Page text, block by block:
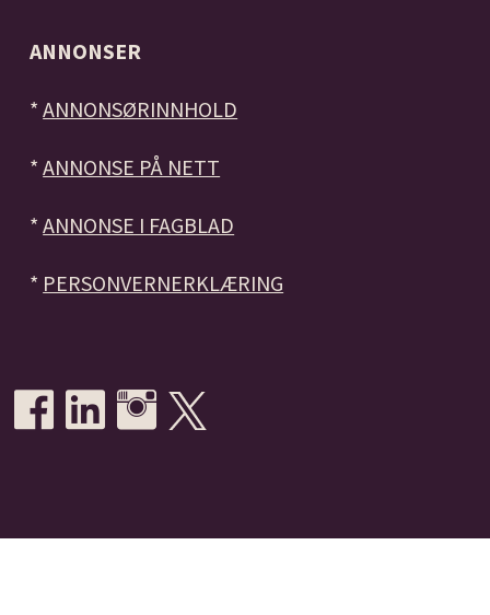
ANNONSER
*ANNONSØRINNHOLD
*ANNONSE PÅ NETT
*ANNONSE I FAGBLAD
* PERSONVERNERKLÆRING